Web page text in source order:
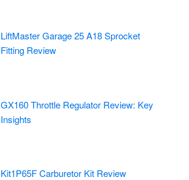
LiftMaster Garage 25 A18 Sprocket
Fitting Review
GX160 Throttle Regulator Review: Key
Insights
Kit1P65F Carburetor Kit Review